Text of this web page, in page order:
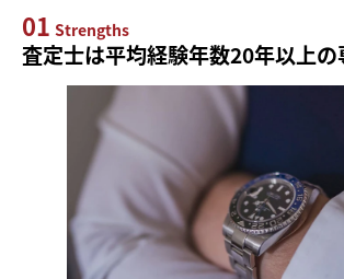
01 Strengths
査定士は平均経験年数20年以上の